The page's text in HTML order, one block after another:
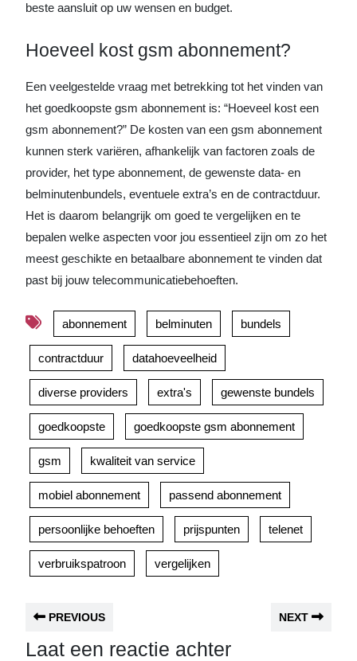
beste aansluit op uw wensen en budget.
Hoeveel kost gsm abonnement?
Een veelgestelde vraag met betrekking tot het vinden van
het goedkoopste gsm abonnement is: “Hoeveel kost een
gsm abonnement?” De kosten van een gsm abonnement
kunnen sterk variëren, afhankelijk van factoren zoals de
provider, het type abonnement, de gewenste data- en
belminutenbundels, eventuele extra’s en de contractduur.
Het is daarom belangrijk om goed te vergelijken en te
bepalen welke aspecten voor jou essentieel zijn om zo het
meest geschikte en betaalbare abonnement te vinden dat
past bij jouw telecommunicatiebehoeften.
abonnement belminuten bundels
contractduur datahoeveelheid
diverse providers extra's gewenste bundels
goedkoopste goedkoopste gsm abonnement
gsm kwaliteit van service
mobiel abonnement passend abonnement
persoonlijke behoeften prijspunten telenet
verbruikspatroon vergelijken
PREVIOUS NEXT
Laat een reactie achter